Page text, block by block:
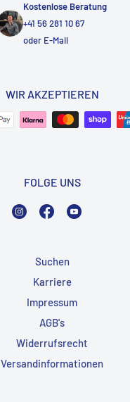
Kostenlose Beratung
+41 56 281 10 67
oder E-Mail
WIR AKZEPTIEREN
FOLGE UNS
InstagramFacebook
Suchen
Karriere
Impressum
AGB's
Widerrufsrecht
Versandinformationen